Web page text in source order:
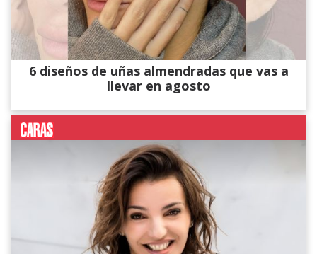
6 diseños de uñas almendradas que vas a
llevar en agosto